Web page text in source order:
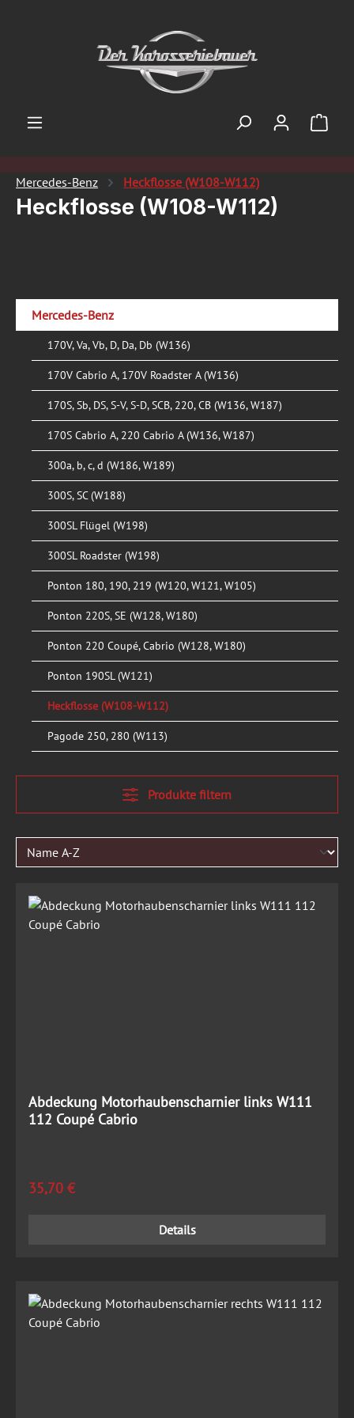
Mercedes-Benz Heckflosse (W108-W112)
Heckflosse (W108-W112)
Mercedes-Benz
170V, Va, Vb, D, Da, Db (W136)
170V Cabrio A, 170V Roadster A (W136)
170S, Sb, DS, S-V, S-D, SCB, 220, CB (W136, W187)
170S Cabrio A, 220 Cabrio A (W136, W187)
300a, b, c, d (W186, W189)
300S, SC (W188)
300SL Flügel (W198)
300SL Roadster (W198)
Ponton 180, 190, 219 (W120, W121, W105)
Ponton 220S, SE (W128, W180)
Ponton 220 Coupé, Cabrio (W128, W180)
Ponton 190SL (W121)
Heckflosse (W108-W112)
Pagode 250, 280 (W113)
Produkte filtern
Abdeckung Motorhaubenscharnier links W111
112 Coupé Cabrio
Regulärer Preis:
35,70 €
Details